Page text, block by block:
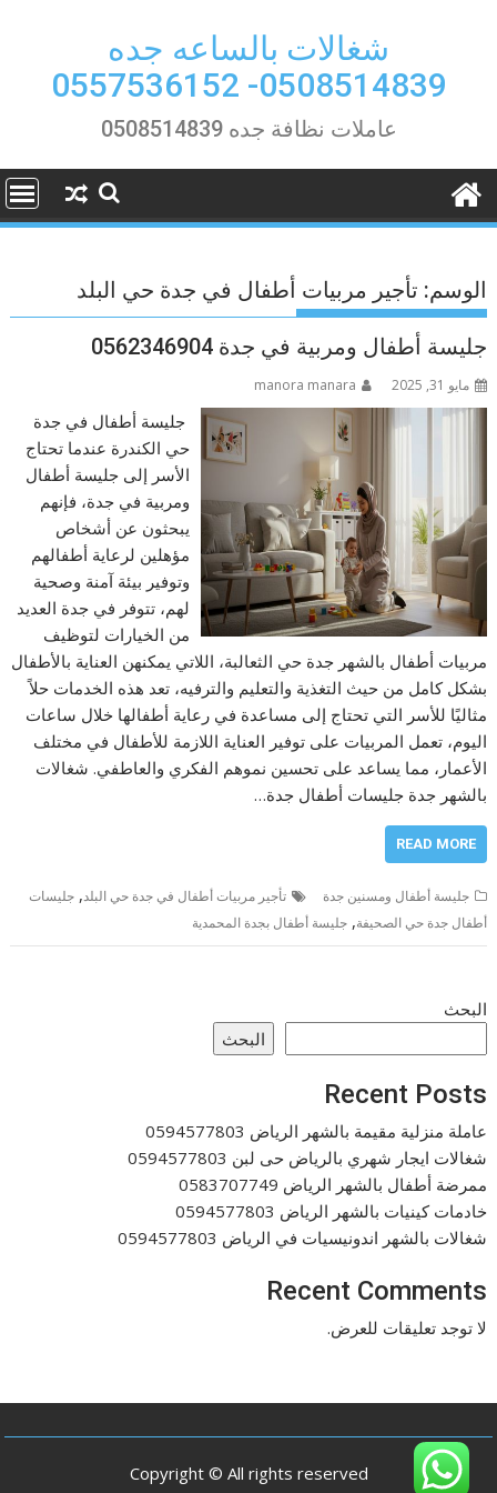
شغالات بالساعه جده
0508514839- 0557536152
عاملات نظافة جده 0508514839
الوسم: تأجير مربيات أطفال في جدة حي البلد
جليسة أطفال ومربية في جدة 0562346904
مايو 31, 2025 manora manara
جليسة أطفال في جدة
حي الكندرة عندما تحتاج
الأسر إلى جليسة أطفال
ومربية في جدة، فإنهم
يبحثون عن أشخاص
مؤهلين لرعاية أطفالهم
وتوفير بيئة آمنة وصحية
لهم، تتوفر في جدة العديد
من الخيارات لتوظيف
مربيات أطفال بالشهر جدة حي الثعالبة، اللاتي يمكنهن العناية بالأطفال
بشكل كامل من حيث التغذية والتعليم والترفيه، تعد هذه الخدمات حلاً
مثاليًا للأسر التي تحتاج إلى مساعدة في رعاية أطفالها خلال ساعات
اليوم، تعمل المربيات على توفير العناية اللازمة للأطفال في مختلف
الأعمار، مما يساعد على تحسين نموهم الفكري والعاطفي. شغالات
بالشهر جدة جليسات أطفال جدة…
READ MORE
جليسة أطفال ومسنين جدة تأجير مربيات أطفال في جدة حي البلد,جليسات
أطفال جدة حي الصحيفة,جليسة أطفال بجدة المحمدية
البحث
البحث
Recent Posts
عاملة منزلية مقيمة بالشهر الرياض 0594577803
شغالات ايجار شهري بالرياض حى لبن 0594577803
ممرضة أطفال بالشهر الرياض 0583707749
خادمات كينيات بالشهر الرياض 0594577803
شغالات بالشهر اندونيسيات في الرياض 0594577803
Recent Comments
لا توجد تعليقات للعرض.
Copyright © All rights reserved